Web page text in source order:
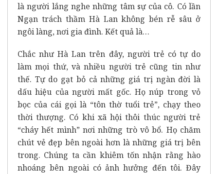
là người lắng nghe những tâm sự của cô. Có lần
Ngạn trách thầm Hà Lan không bén rễ sâu ở
ngôi làng, nơi gia đình. Kết quả là…
Chắc như Hà Lan trên đây, người trẻ có tự do
làm mọi thứ, và nhiều người trẻ cũng tin như
thế. Tự do gạt bỏ cả những giá trị ngàn đời là
dấu hiệu của người mất gốc. Họ núp trong vỏ
bọc của cái gọi là “tôn thờ tuổi trẻ”, chạy theo
thời thượng. Có khi xã hội thôi thúc người trẻ
“cháy hết mình” nơi những trò vô bổ. Họ chăm
chút vẻ đẹp bên ngoài hơn là những giá trị bên
trong. Chúng ta cần khiêm tốn nhận rằng hào
nhoáng bên ngoài có ảnh hưởng đến tôi. Đây